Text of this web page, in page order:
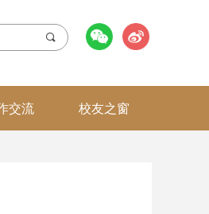
交流 校友之窗
끠